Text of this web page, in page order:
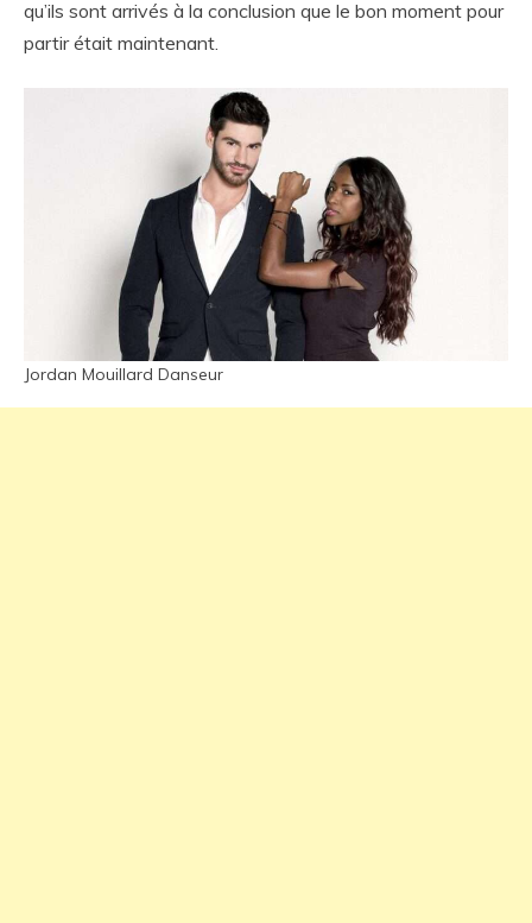
qu’ils sont arrivés à la conclusion que le bon moment pour
partir était maintenant.
Jordan Mouillard Danseur